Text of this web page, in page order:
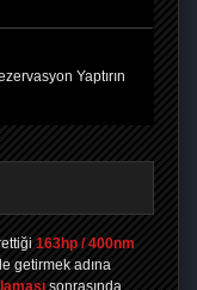
Yaptırın
163hp / 400nm
getirmek adına
sonrasında,